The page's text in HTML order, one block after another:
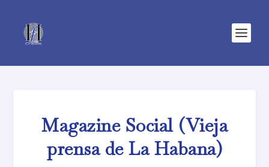
Magazine Social (Vieja
prensa de La Habana)